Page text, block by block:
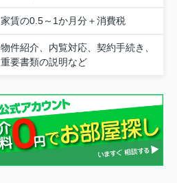
家賃の0.5～1か月分＋消費税
物件紹介、内覧対応、契約手続き、
重要書類の説明など